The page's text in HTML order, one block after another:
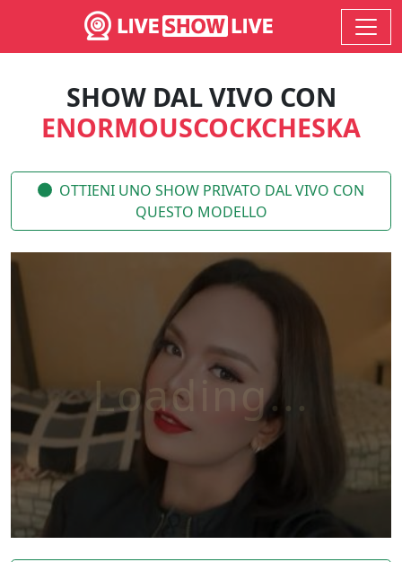
SHOW DAL VIVO CON
ENORMOUSCOCKCHESKA
OTTIENI UNO SHOW PRIVATO DAL VIVO CON
QUESTO MODELLO